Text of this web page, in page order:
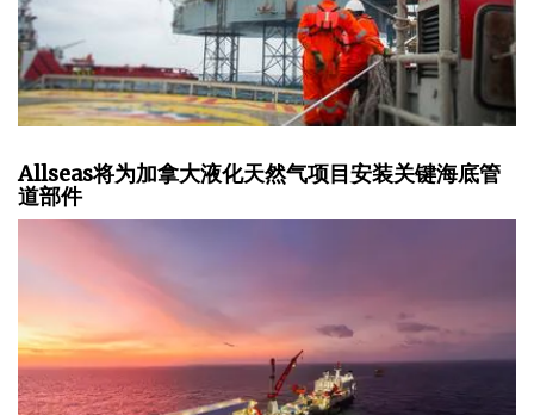
Allseas将为加拿大液化天然气项目安装关键海底管
道部件